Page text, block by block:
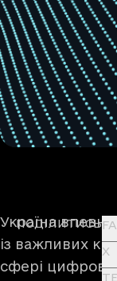
ПОДІЛИТИСЬ
X
Україна
із важливих
сфері